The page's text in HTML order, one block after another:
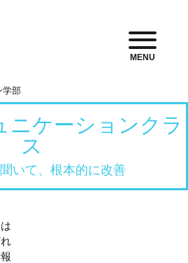
MENU
ニケーションクラ
ス
いて、根本的に改善